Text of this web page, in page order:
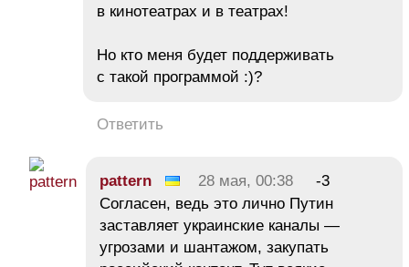
в кинотеатрах и в театрах!
Но кто меня будет поддерживать
с такой программой :)?
Ответить
pattern 28 мая, 00:38
-3
Согласен, ведь это лично Путин
заставляет украинские каналы —
угрозами и шантажом, закупать